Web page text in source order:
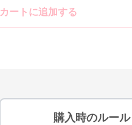
カートに追加する
購入時のルール